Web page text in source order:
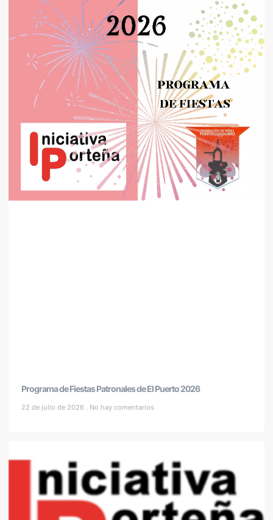
Programa de Fiestas Patronales de El Puerto 2026
22 de julio de 2026 No hay comentarios